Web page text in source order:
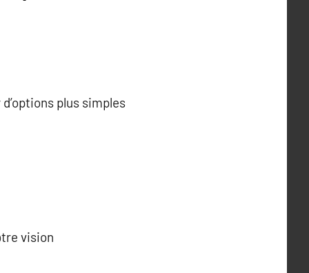
plus simples
vision